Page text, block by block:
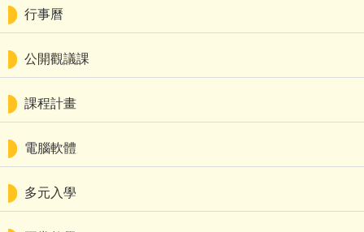
行事曆
公開觀議課
課程計畫
電腦軟體
多元入學